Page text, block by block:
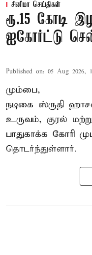
சினிமா செய்திகள்
ரூ.15 கோடி
ஐகோர்ட்டு
Published on: 05 Aug 2026,
மும்பை,
நடிகை ஸ்ருதி
உருவம், குரல்
பாதுகாக்க கோரி
தொடர்ந்துள்ளார்.